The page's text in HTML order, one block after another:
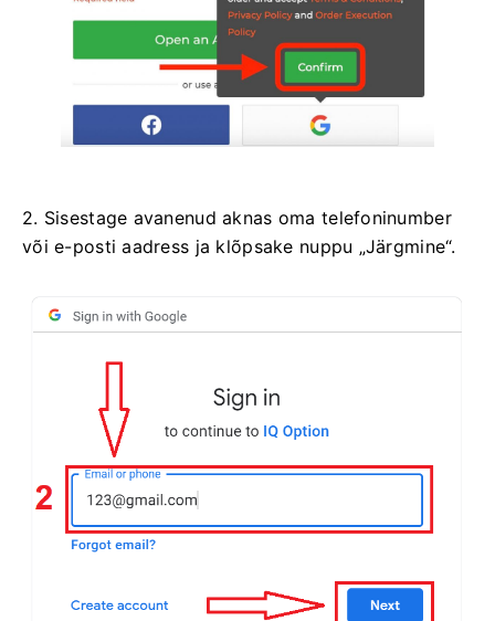
2. Sisestage avanenud aknas oma telefoninumber
või e-posti aadress ja klõpsake nuppu „Järgmine“.